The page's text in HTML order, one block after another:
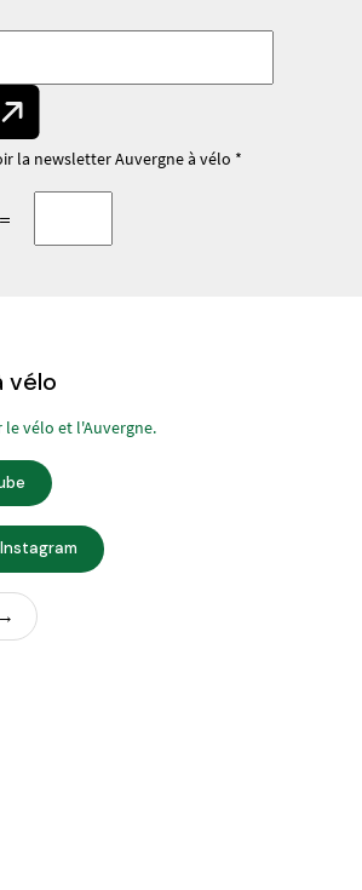
la newsletter Auvergne à vélo *
vélo
le vélo et l'Auvergne.